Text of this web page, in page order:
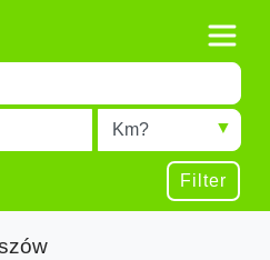
results.
results.
Radius
Filter